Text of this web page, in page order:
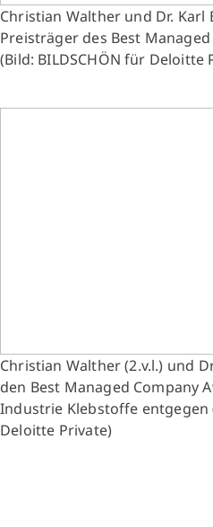
Christian Walther und Dr.
Preisträger des Best
(Bild: BILDSCHÖN für Deloitte
Christian Walther (2.v.l.) und
den Best Managed Company
Industrie Klebstoffe entgegen
Deloitte Private)